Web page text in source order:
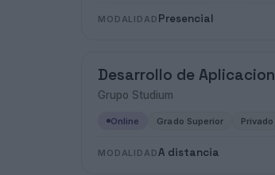
MODALIDAD Presencial
Desarrollo de
Grupo Studium
Online Grado Superior Privado
MODALIDADA distancia